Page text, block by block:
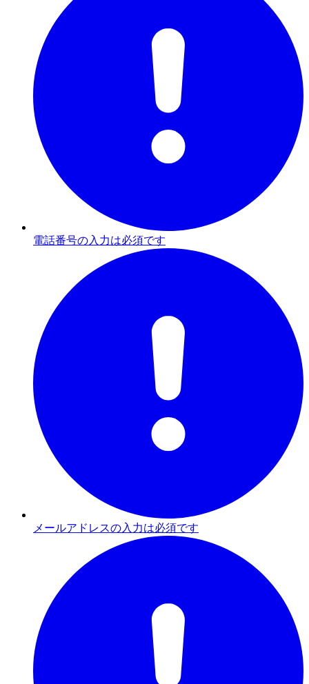
電話番号の入力は必須です
メールアドレスの入力は必須です